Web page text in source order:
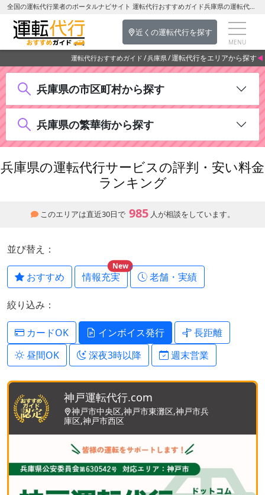
全国の運転代行業者のポータルナビサイト 運転代行おすすめガイド兵庫県の運転代行をエリアから探す
近くの運転代行を探す
運転代行おすすめガイド 兵庫県 運転代行をエリアから探す
兵庫県の市区町村から探す
兵庫県の繁華街から探す
兵庫県の運転代行サービスの評判・安い料金
ランキング
このエリアは直近30日で 985 人が相談をしています。
並び替え：
おすすめ 情報充実
New
老舗・実績
絞り込み：
カードOK インボイス発行
長距離
昼間OK
深夜3時以降 週末営業
神戸運転代行.com
神戸市中央区,神戸市東灘区,神戸市兵
庫区,神戸市西区